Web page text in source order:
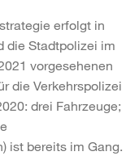
erfolgt in
die Stadtpolizei im
vorgesehenen
die Verkehrspolizei
drei Fahrzeuge;
ist bereits im Gang.